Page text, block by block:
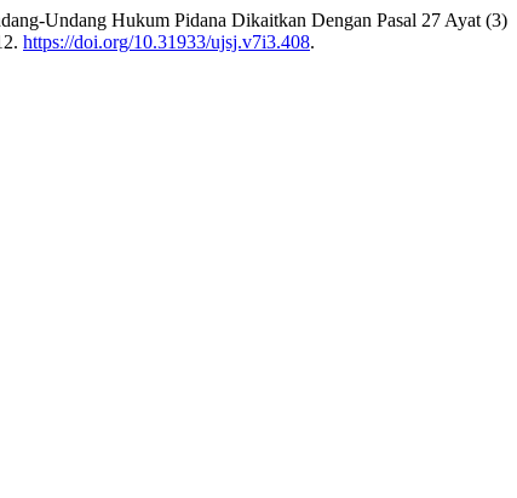
Undang Hukum Pidana Dikaitkan Dengan Pasal 27 Ayat (3)
https://doi.org/10.31933/ujsj.v7i3.408.